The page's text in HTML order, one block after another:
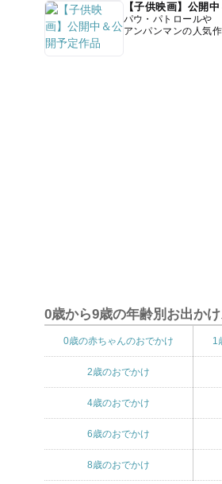
【子供映画】公開
パウ・パトロールや
アンパンマンの人気作
0歳から9歳の年齢別お出か
0歳の赤ちゃんのおでかけ 1
2歳のおでかけ
4歳のおでかけ
6歳のおでかけ
8歳のおでかけ